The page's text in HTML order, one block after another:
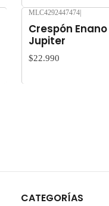
MLC4292447474|
Crespón
Jupiter
$22.990
CATEGORÍAS